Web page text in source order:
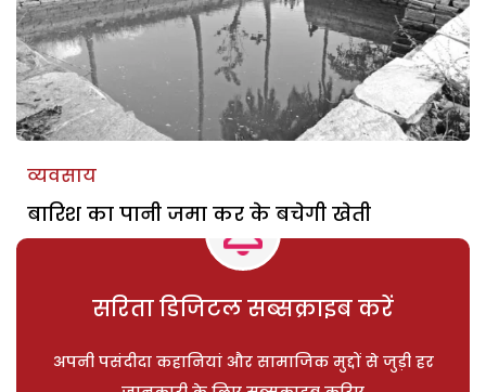
व्यवसाय
बारिश का पानी जमा कर के बचेगी खेती
सरिता डिजिटल सब्सक्राइब करें
अपनी पसंदीदा कहानियां और सामाजिक मुद्दों से जुड़ी हर